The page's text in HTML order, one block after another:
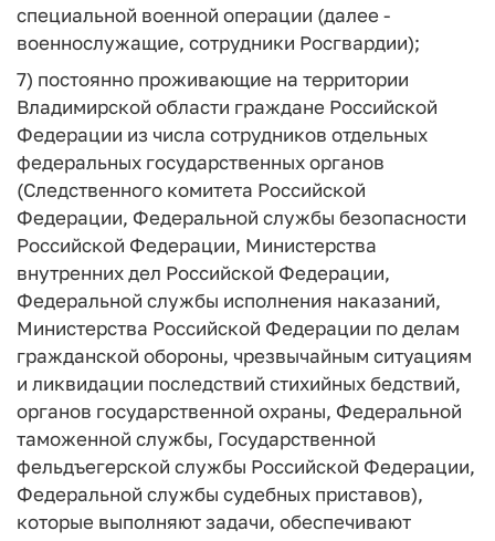
специальной военной операции (далее -
военнослужащие, сотрудники Росгвардии);
7) постоянно проживающие на территории
Владимирской области граждане Российской
Федерации из числа сотрудников отдельных
федеральных государственных органов
(Следственного комитета Российской
Федерации, Федеральной службы безопасности
Российской Федерации, Министерства
внутренних дел Российской Федерации,
Федеральной службы исполнения наказаний,
Министерства Российской Федерации по делам
гражданской обороны, чрезвычайным ситуациям
и ликвидации последствий стихийных бедствий,
органов государственной охраны, Федеральной
таможенной службы, Государственной
фельдъегерской службы Российской Федерации,
Федеральной службы судебных приставов),
которые выполняют задачи, обеспечивают